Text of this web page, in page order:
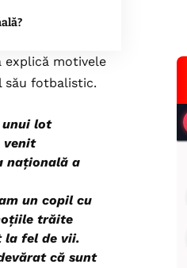
motivele
său fotbalistic.
unui lot
venit
națională a
un copil cu
trăite
la fel de vii.
că sunt